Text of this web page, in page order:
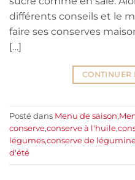
différents conseils et le
faire ses conserves
[…]
CONTINUER
Posté dans Menu de saison,
conserve,conserve à l'huile,
légumes,conserve de
d'été